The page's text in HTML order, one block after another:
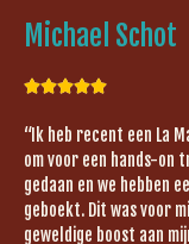
Michael Schot

“Ik heb recent een La
om voor een hands-on
gedaan en we hebben
geboekt. Dit was voor
geweldige boost aan